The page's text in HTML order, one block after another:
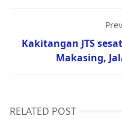
Kakitangan JTS
Makasing,
RELATED POST